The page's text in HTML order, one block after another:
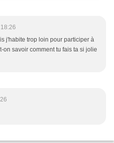
j'habite trop loin pour participer à
on savoir comment tu fais ta si jolie